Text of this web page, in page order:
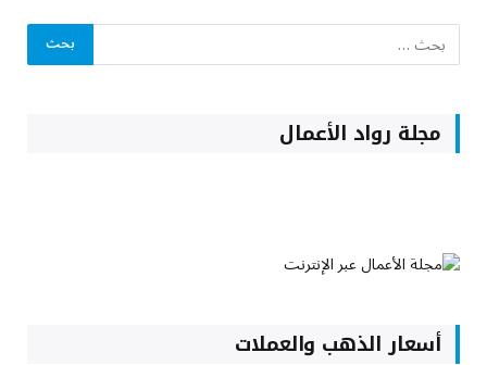
مجلة رواد الأعمال
أسعار الذهب والعملات